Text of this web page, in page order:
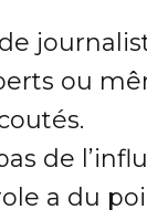
ou
de
a du